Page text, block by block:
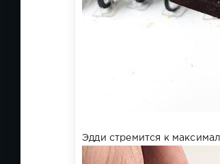
Эдди стремится к